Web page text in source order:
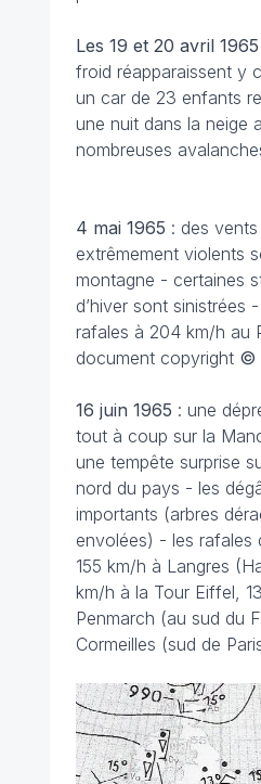
Les 19 et 20 avril 1965
froid réapparaissent y
un car de 23 enfants
une nuit dans la neige
nombreuses
4 mai 1965 : des vents
extrêmement violents
montagne - certaines
d’hiver sont sinistrées
rafales à 204 km/h au
document copyright ©
16 juin 1965 : une
tout à coup sur la
une tempête surprise
nord du pays - les
importants (arbres
envolées) - les rafales
155 km/h à Langres
km/h à la Tour Eiffel,
Penmarch (au sud du
Cormeilles (sud de